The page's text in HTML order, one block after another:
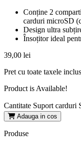
Conține 2
carduri microSD
Design ultra
Însoțitor ideal
39,00 lei
Pret cu toate taxele
Product is Available!
Cantitate Suport carduri
Adauga in cos
Produse